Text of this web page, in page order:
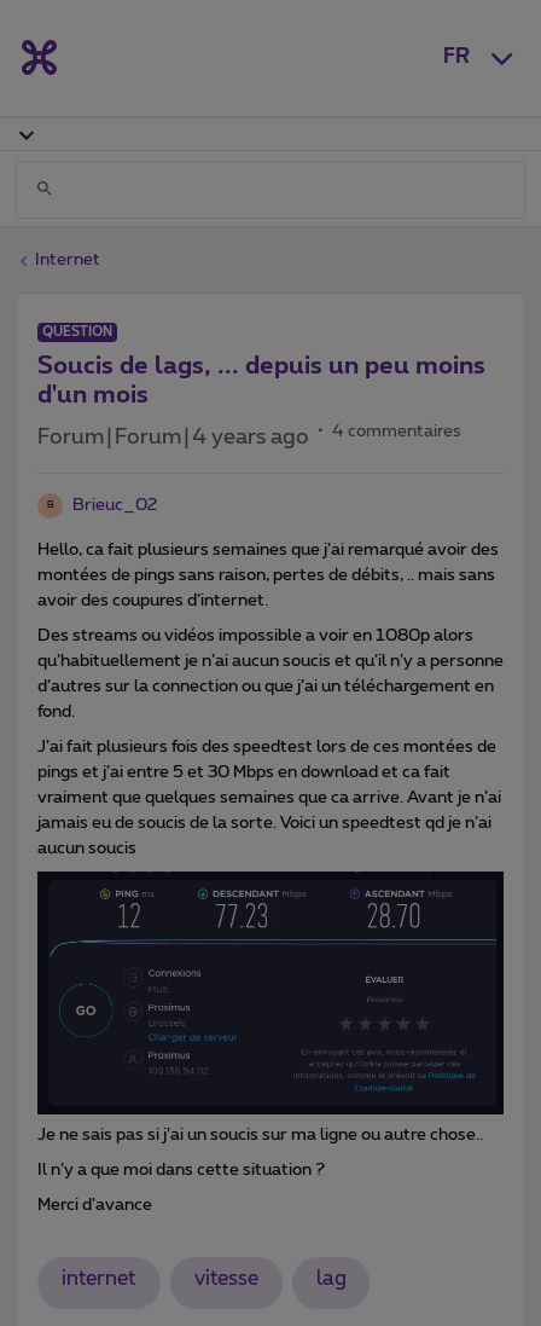
FR
Internet
QUESTION
Soucis de lags, ... depuis un peu moins
d'un mois
Forum|Forum|4 years ago 4 commentaires
B Brieuc_02
Hello, ca fait plusieurs semaines que j’ai remarqué avoir des
montées de pings sans raison, pertes de débits, .. mais sans
avoir des coupures d’internet.
Des streams ou vidéos impossible a voir en 1080p alors
qu’habituellement je n’ai aucun soucis et qu’il n’y a personne
d’autres sur la connection ou que j’ai un téléchargement en
fond.
J’ai fait plusieurs fois des speedtest lors de ces montées de
pings et j’ai entre 5 et 30 Mbps en download et ca fait
vraiment que quelques semaines que ca arrive. Avant je n’ai
jamais eu de soucis de la sorte. Voici un speedtest qd je n’ai
aucun soucis
Je ne sais pas si j’ai un soucis sur ma ligne ou autre chose..
Il n’y a que moi dans cette situation ?
Merci d’avance
internet vitesse lag